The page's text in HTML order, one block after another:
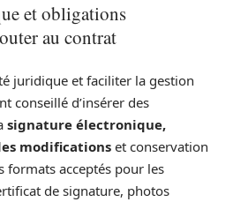
et obligations
au contrat
juridique et faciliter la gestion
conseillé d’insérer des
signature électronique,
modifications et conservation
formats acceptés pour les
de signature, photos